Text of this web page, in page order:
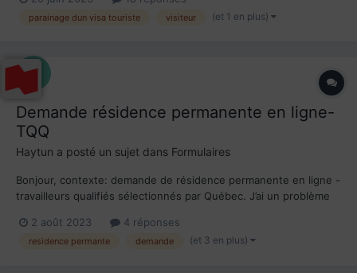
procedure de parrainage se termine? 1) Si oui j'aimerai savoir si
,des mon arrivee je dois...
parainage dun visa touriste visiteur (et 1 en plus)
Demande résidence permanente en ligne-
TQQ
Haytun a posté un sujet dans Formulaires
Bonjour, contexte: demande de résidence permanente en ligne -
travailleurs qualifiés sélectionnés par Québec. J’ai un problème
remplir directement dans la plateforme et pas les PDF à
téléverser), les statuts de ces...
2 août 2023 4 réponses
residence permante demande (et 3 en plus)